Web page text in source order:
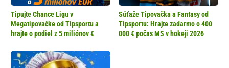
Tipujte Chance Ligu v
Megatipovačke od Tipsportu a
hrajte o podiel z 5 miliónov €
Súťaže Tipovačka a Fantasy od
Tipsportu: Hrajte zadarmo o 400
000 € počas MS v hokeji 2026